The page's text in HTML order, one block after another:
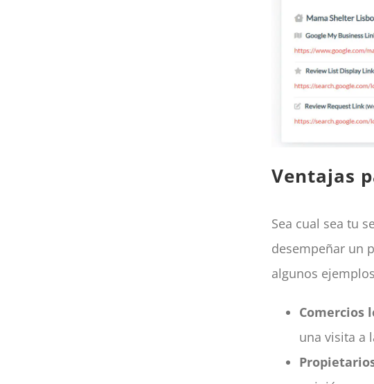
Ventajas
Sea cual sea tu
desempeñar un
algunos
Comercios
una visita a